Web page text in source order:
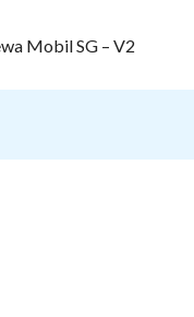
Mobil SG – V2